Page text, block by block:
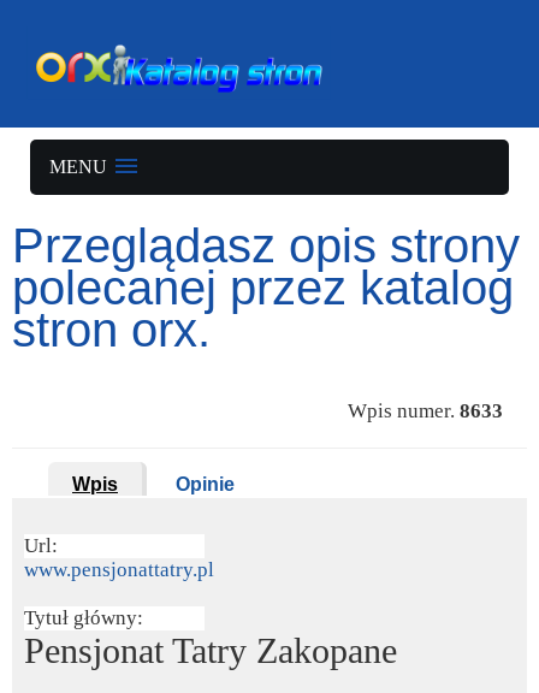
MENU
Przeglądasz opis strony
polecanej przez katalog
stron orx.
Wpis numer. 8633
Wpis Opinie
Url:
www.pensjonattatry.pl
Tytuł główny:
Pensjonat Tatry Zakopane